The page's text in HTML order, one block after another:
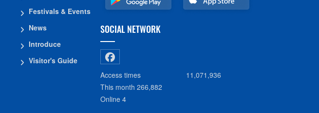
Festivals & Events
News
Introduce
Visitor's Guide
SOCIAL NETWORK
Access times
11,071,936
This month 266,882
Online 4